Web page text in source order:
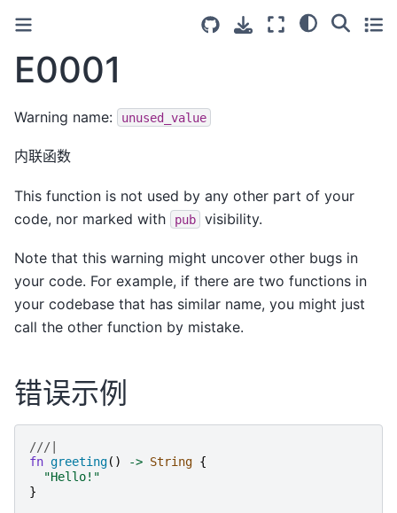
E0001
Warning name: unused_value
内联函数
This function is not used by any other part of your
code, nor marked with
pub visibility.
Note that this warning might uncover other bugs in
your code. For example, if there are two functions in
your codebase that has similar name, you might just
call the other function by mistake.
错误示例
///|
fn greeting() -> String {
"Hello! "
}